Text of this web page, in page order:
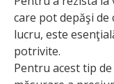
care pot depăşi
lucru, este
potrivite.
Pentru acest tip